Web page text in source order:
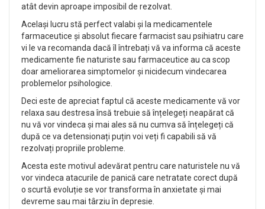
atât devin aproape imposibil de rezolvat.
Același lucru stă perfect valabi și la medicamentele
farmaceutice și absolut fiecare farmacist sau psihiatru care
vi le va recomanda dacă îl întrebați vă va informa că aceste
medicamente fie naturiste sau farmaceutice au ca scop
doar ameliorarea simptomelor și nicidecum vindecarea
problemelor psihologice.
Deci este de apreciat faptul că aceste medicamente vă vor
relaxa sau destresa însă trebuie să înțelegeți neapărat că
nu vă vor vindeca și mai ales să nu cumva să înțelegeți că
după ce va detensionați puțin voi veți fi capabili să vă
rezolvați propriile probleme.
Acesta este motivul adevărat pentru care naturistele nu vă
vor vindeca atacurile de panică care netratate corect după
o scurtă evoluție se vor transforma în anxietate și mai
devreme sau mai târziu în depresie.